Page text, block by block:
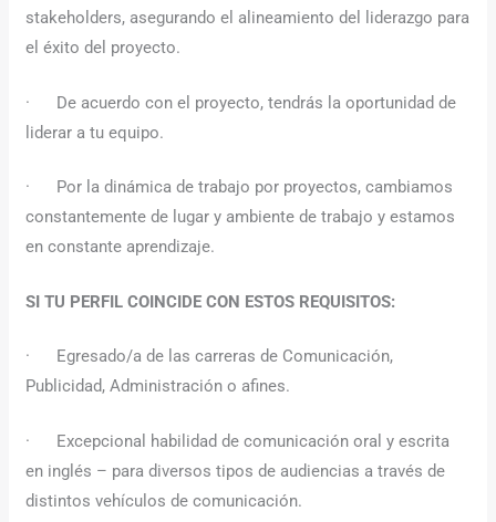
stakeholders, asegurando el alineamiento del liderazgo para
el éxito del proyecto.
· De acuerdo con el proyecto, tendrás la oportunidad de
liderar a tu equipo.
· Por la dinámica de trabajo por proyectos, cambiamos
constantemente de lugar y ambiente de trabajo y estamos
en constante aprendizaje.
SI TU PERFIL COINCIDE CON ESTOS REQUISITOS:
· Egresado/a de las carreras de Comunicación,
Publicidad, Administración o afines.
· Excepcional habilidad de comunicación oral y escrita
en inglés – para diversos tipos de audiencias a través de
distintos vehículos de comunicación.